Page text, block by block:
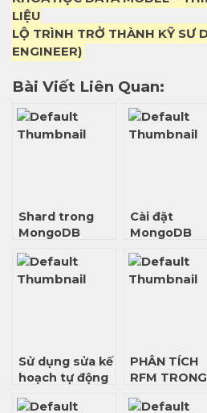
LIỆU
LỘ TRÌNH TRỞ THÀNH KỸ SƯ
ENGINEER)
Bài Viết Liên Quan:
Shard trong
MongoDB
Cài đặt
MongoDB
Sử dụng sửa kế
hoạch tự động
truy vấn SQL
PHÂN TÍCH
RFM TRONG